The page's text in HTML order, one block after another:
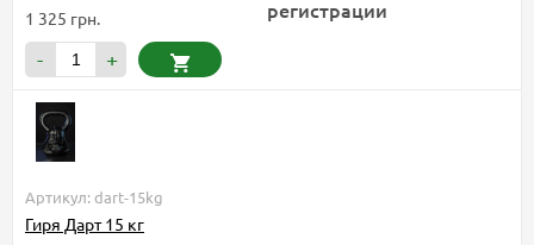
1 325 грн.
регистрации
- +
Артикул: dart-15kg
Гиря Дарт 15 кг